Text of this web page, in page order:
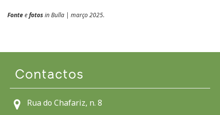
Fonteefotosin Bulla | março 2025.
Contactos
Rua do Chafariz, n. 8